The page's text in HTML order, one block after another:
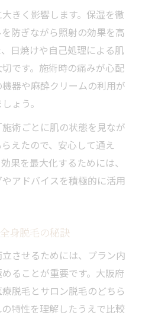
きく影響します。保湿を徹
防ぎながら照射の効果を高
日焼けや自己処理による肌
です。施術時の痛みが心配
器や麻酔クリームの利用が
ょう。
術ごとに肌の状態を見なが
えたので、安心して通え
果を最大化するためには、
アドバイスを積極的に活用
身脱毛の秘訣
させるためには、プラン内
ることが重要です。大阪府
脱毛とサロン脱毛のどちら
特性を理解したうえで比較